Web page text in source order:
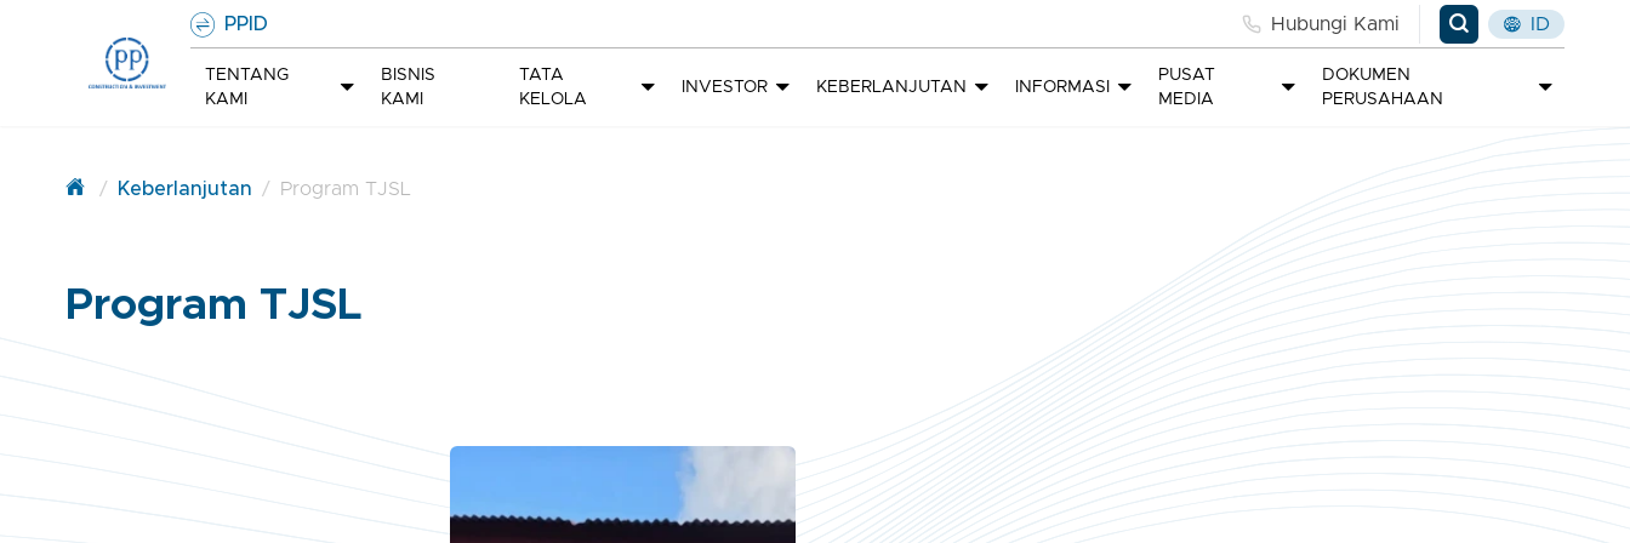
PPID Hubungi Kami ID
TENTANG
KAMI
BISNIS
KAMI
TATA
KELOLA
INVESTOR KEBERLANJUTAN INFORMASI
PUSAT
MEDIA
DOKUMEN
PERUSAHAAN
/ Keberlanjutan / Program TJSL
Program TJSL